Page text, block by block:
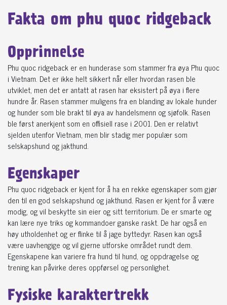
Fakta om phu quoc ridgeback
Opprinnelse
Phu quoc ridgeback er en hunderase som stammer fra øya Phu quoc
i Vietnam. Det er ikke helt sikkert når eller hvordan rasen ble
utviklet, men det er antatt at rasen har eksistert på øya i flere
hundre år. Rasen stammer muligens fra en blanding av lokale hunder
og hunder som ble brakt til øya av handelsmenn og sjøfolk. Rasen
ble først anerkjent som en offisiell rase i 2001. Den er relativt
sjelden utenfor Vietnam, men blir stadig mer populær som
selskapshund og jakthund.
Egenskaper
Phu quoc ridgeback er kjent for å ha en rekke egenskaper som gjør
den til en god selskapshund og jakthund. Rasen er kjent for å være
modig, og vil beskytte sin eier og sitt territorium. De er smarte og
kan lære nye triks og kommandoer ganske raskt. De har også en
høy utholdenhet og er flinke til å jage byttedyr. Rasen kan også
være uavhengige og vil gjerne utforske området rundt dem.
Egenskapene kan variere fra hund til hund, og oppdragelse og
trening kan påvirke deres oppførsel og personlighet.
Fysiske karaktertrekk